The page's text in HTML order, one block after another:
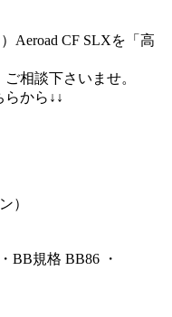
Aeroad CF SLXを「高
相談下さいませ。
から↓↓
）
BB規格 BB86 ・